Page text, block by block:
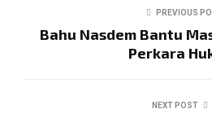
PREVIOUS
Bahu Nasdem Bantu
Perkara
NEXT POST